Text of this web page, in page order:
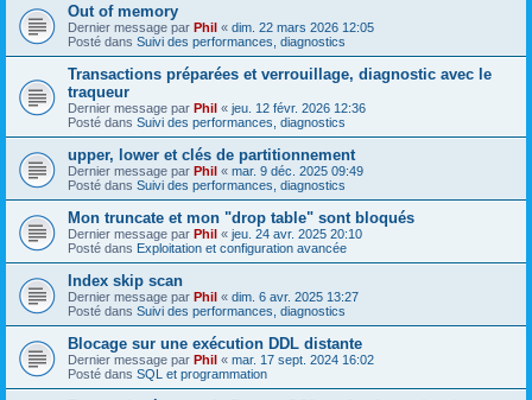
Out of memory
Dernier message par Phil « dim. 22 mars 2026 12:05
Posté dans Suivi des performances, diagnostics
Transactions préparées et verrouillage, diagnostic avec le
traqueur
Dernier message par Phil « jeu. 12 févr. 2026 12:36
Posté dans Suivi des performances, diagnostics
upper, lower et clés de partitionnement
Dernier message par Phil « mar. 9 déc. 2025 09:49
Posté dans Suivi des performances, diagnostics
Mon truncate et mon "drop table" sont bloqués
Dernier message par Phil « jeu. 24 avr. 2025 20:10
Posté dans Exploitation et configuration avancée
Index skip scan
Dernier message par Phil « dim. 6 avr. 2025 13:27
Posté dans Suivi des performances, diagnostics
Blocage sur une exécution DDL distante
Dernier message par Phil « mar. 17 sept. 2024 16:02
Posté dans SQL et programmation